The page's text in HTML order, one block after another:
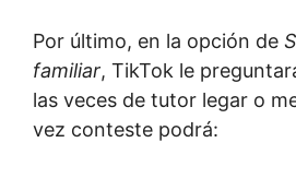
Por último, en la opción de
familiar, TikTok le
las veces de tutor legar o
vez conteste podrá: